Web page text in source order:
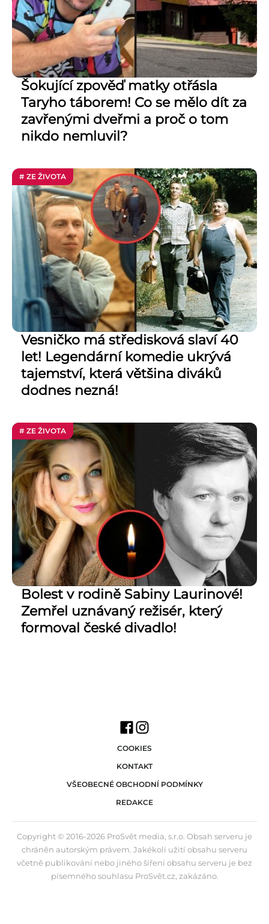
Šokující zpověď matky otřásla
Taryho táborem! Co se mělo dít za
zavřenými dveřmi a proč o tom
nikdo nemluvil?
# ZE ŽIVOTA
Vesničko má středisková slaví 40
let! Legendární komedie ukrývá
tajemství, která většina diváků
dodnes nezná!
# ZE ŽIVOTA
Bolest v rodině Sabiny Laurinové!
Zemřel uznávaný režisér, který
formoval české divadlo!
COOKIES
KONTAKT
VŠEOBECNÉ OBCHODNÍ PODMÍNKY
REDAKCE
Copyright © 2016-2026 ProSvět media, s.r.o. Obsah serveru je
chráněn autorským právem. Jakékoli užití obsahu serveru
včetně publikování nebo jiného šíření obsahu serveru je bez
písemného souhlasu ProSvět.cz, zakázáno.